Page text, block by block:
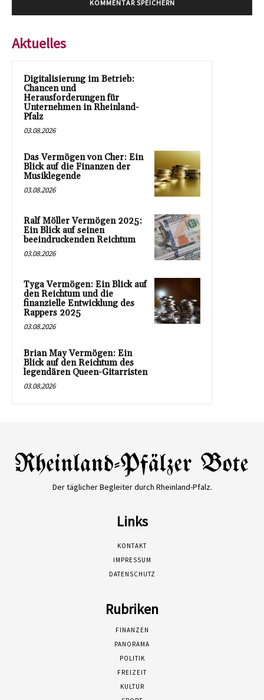
Aktuelles
Digitalisierung im Betrieb:
Chancen und
Herausforderungen für
Unternehmen in Rheinland-
Pfalz
03.08.2026
Das Vermögen von Cher: Ein
Blick auf die Finanzen der
Musiklegende
03.08.2026
Ralf Möller Vermögen 2025:
Ein Blick auf seinen
beeindruckenden Reichtum
03.08.2026
Tyga Vermögen: Ein Blick auf
den Reichtum und die
finanzielle Entwicklung des
Rappers 2025
03.08.2026
Brian May Vermögen: Ein
Blick auf den Reichtum des
legendären Queen-Gitarristen
03.08.2026
Der täglicher Begleiter durch Rheinland-Pfalz.
Links
KONTAKT
IMPRESSUM
DATENSCHUTZ
Rubriken
FINANZEN
PANORAMA
POLITIK
FREIZEIT
KULTUR